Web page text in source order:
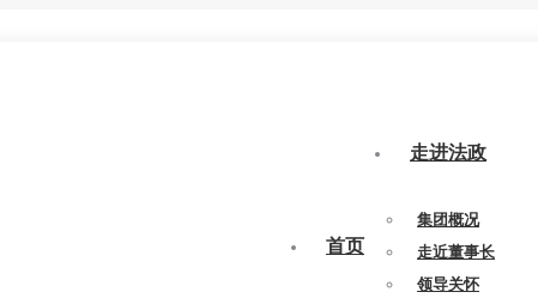
首页
走进法政
集团概况
走近董事长
领导关怀